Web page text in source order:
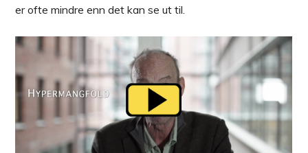
er ofte mindre enn det kan se ut til.